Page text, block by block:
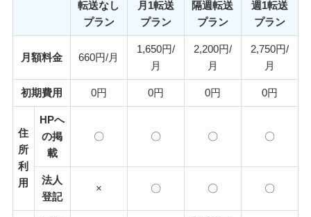
転送なし
プラン
月1転送
プラン
隔週転送
プラン
週1転送
プラン
月額料金 660円/月
1,650円/
月
2,200円/
月
2,750円/
月
初期費用 0円 0円 0円 0円
住
所
利
用
HPへ
の掲
載
〇 〇 〇 〇
法人
登記
× 〇 〇 〇